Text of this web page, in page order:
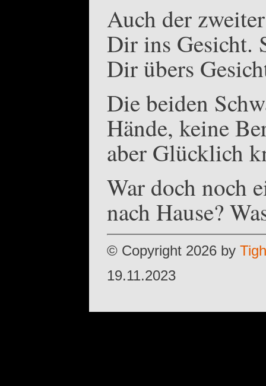
Auch der
Dir ins Gesicht.
Dir übers
Die beiden
Hände, keine
aber Glücklich
War doch noch
nach Hause?
© Copyright 2026 by
19.11.2023